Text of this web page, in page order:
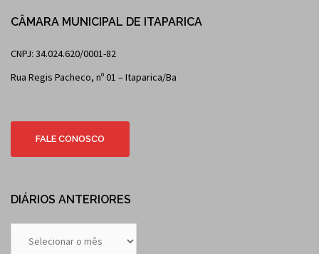
CÂMARA MUNICIPAL DE ITAPARICA
CNPJ: 34.024.620/0001-82
Rua Regis Pacheco, nº 01 – Itaparica/Ba
FALE CONOSCO
DIÁRIOS ANTERIORES
Anteriores